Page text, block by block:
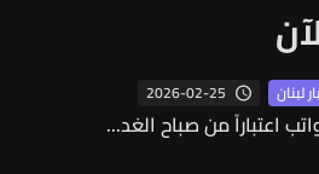
لبنان 2026-02-25
اعتباراً من صباح الغد...